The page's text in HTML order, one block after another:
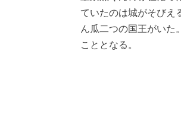
ていたのは城がそびえ
ん瓜二つの国王がいた
こととなる。